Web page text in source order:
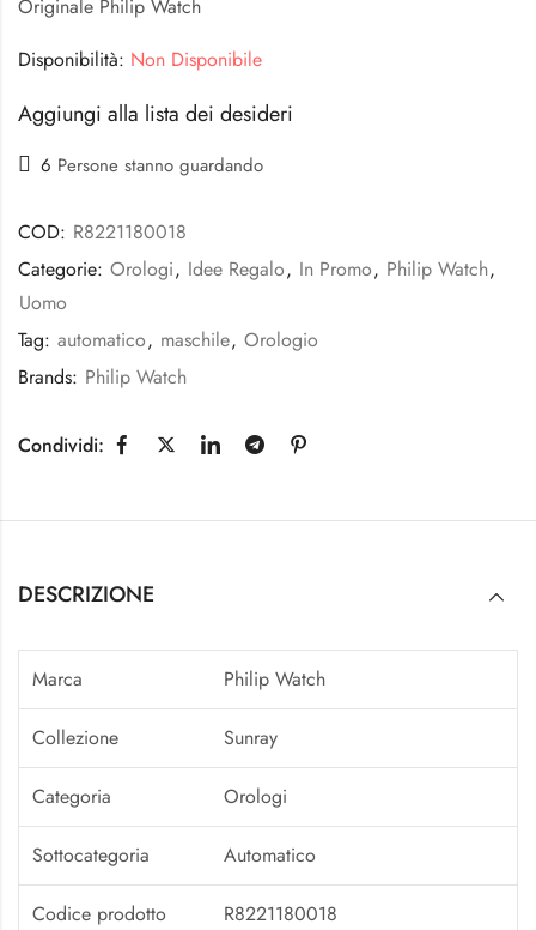
Originale Philip Watch
Disponibilità: Non Disponibile
Aggiungi alla lista dei desideri
6 Persone stanno guardando
COD: R8221180018
Categorie: Orologi, Idee Regalo, In Promo, Philip Watch,
Uomo
Tag: automatico, maschile, Orologio
Brands: Philip Watch
Condividi:
DESCRIZIONE
Marca Philip Watch
Collezione Sunray
Categoria Orologi
Sottocategoria Automatico
Codice prodotto R8221180018